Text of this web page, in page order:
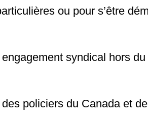
ou pour s’être
syndical hors
policiers du Canada et